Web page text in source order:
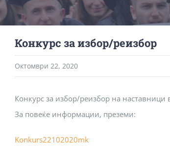
Конкурс за избор/реизбор
Октомври 22, 2020
Конкурс за избор/реизбор на наставници
За повеќе информации, преземи:
Konkurs22102020mk